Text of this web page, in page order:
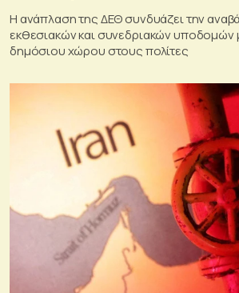
Η ανάπλαση της ΔΕΘ συνδυάζει την
εκθεσιακών και συνεδριακών
δημόσιου χώρου στους πολίτες